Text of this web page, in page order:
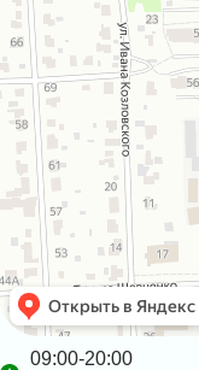
09:00-20:00